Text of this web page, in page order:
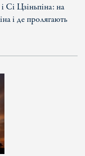
Сі Цзіньпіна: на
і де пролягають